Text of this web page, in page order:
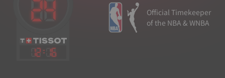
12: 16
Official Timekeeper
of the NBA & WNBA